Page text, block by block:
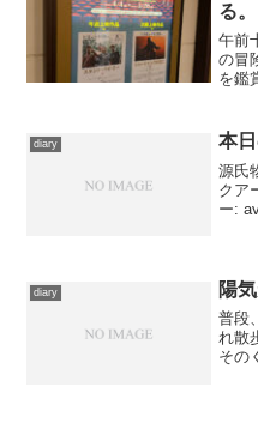
る。
午前
の冒
を鑑
diary 本
源氏
クア
ー:
diary 陽
普段
れ散
その